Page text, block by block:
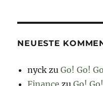
NEUESTE
nyck zuGo! Go!